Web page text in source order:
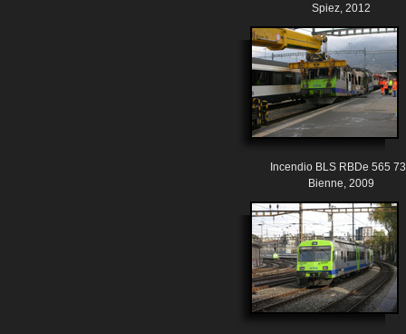
Spiez, 2012
Incendio BLS RBDe 565
Bienne, 2009